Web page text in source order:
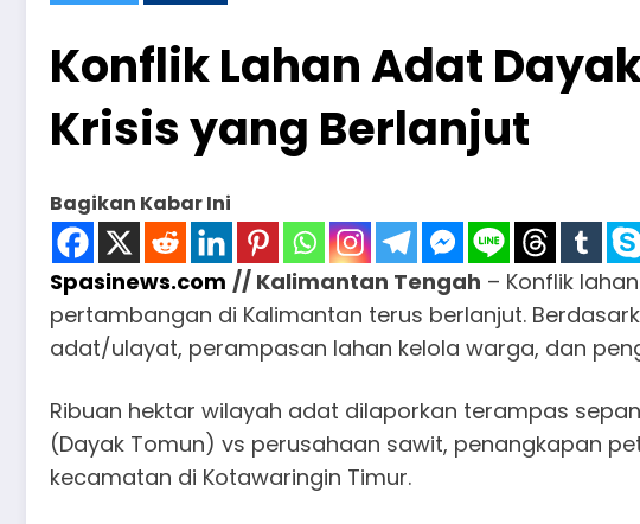
Konflik Lahan Adat
Krisis yang Berlanjut
Bagikan Kabar Ini
Spasinews.com // Kalimantan Tengah – Konflik
pertambangan di Kalimantan terus berlanjut.
adat/ulayat, perampasan lahan kelola warga, dan
Ribuan hektar wilayah adat dilaporkan terampas
(Dayak Tomun) vs perusahaan sawit, penangkapan
kecamatan di Kotawaringin Timur.